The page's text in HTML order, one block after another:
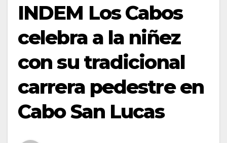
INDEM Los Cabos
celebra a la niñez
con su tradicional
carrera pedestre en
Cabo San Lucas